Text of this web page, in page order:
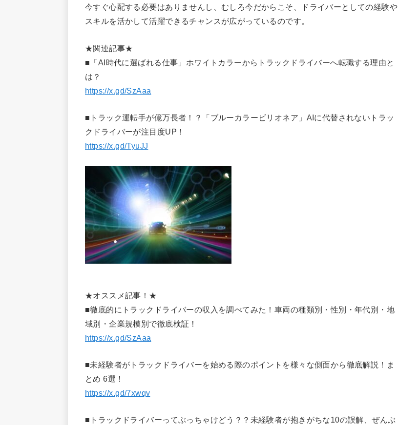
今すぐ心配する必要はありませんし、むしろ今だからこそ、ドライバーとしての経験や
スキルを活かして活躍できるチャンスが広がっているのです。
★関連記事★
■「AI時代に選ばれる仕事」ホワイトカラーからトラックドライバーへ転職する理由と
は？
https://x.gd/SzAaa
■トラック運転手が億万長者！？「ブルーカラービリオネア」AIに代替されないトラッ
クドライバーが注目度UP！
https://x.gd/TyuJJ
★オススメ記事！★
■徹底的にトラックドライバーの収入を調べてみた！車両の種類別・性別・年代別・地
域別・企業規模別で徹底検証！
https://x.gd/SzAaa
■未経験者がトラックドライバーを始める際のポイントを様々な側面から徹底解説！ま
とめ 6選！
https://x.gd/7xwqv
■トラックドライバーってぶっちゃけどう？？未経験者が抱きがちな10の誤解、ぜんぶ